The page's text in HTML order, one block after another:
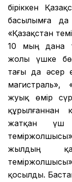
біріккен
басылымға
«Қазақстан
10 мың дана
жолы үшке
тағы да әсер
магистраль»,
жуық өмір
жатқан үш
жылдың
қосылды.